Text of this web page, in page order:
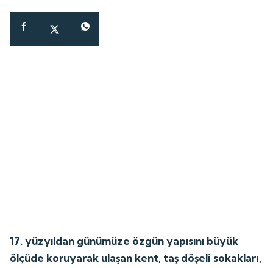
17. yüzyıldan günümüze özgün yapısını büyük
ölçüde koruyarak ulaşan kent, taş döşeli sokakları,